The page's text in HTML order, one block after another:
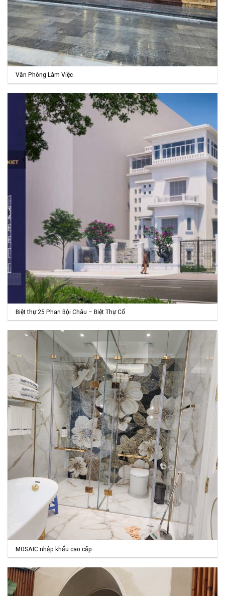
Văn Phòng Làm Việc
Biệt thự 25 Phan Bội Châu – Biệt Thự Cổ
MOSAIC nhập khẩu cao cấp